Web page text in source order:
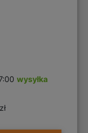
wysyłka